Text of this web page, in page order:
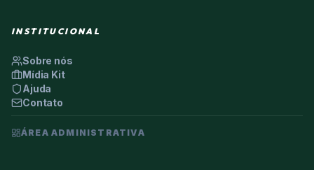
INSTITUCIONAL
Sobre nós
Mídia Kit
Ajuda
Contato
ÁREA ADMINISTRATIVA